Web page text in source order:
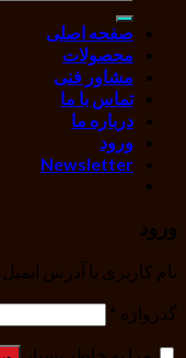
صفحه اصلی
محصولات
مشاور فنی
تماس با ما
درباره ما
ورود
Newsletter
ورود
نام کاربری یا آدرس ایمیل
گذرواژه *